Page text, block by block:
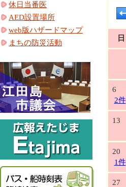
日
6
2件
13
20
1件
27
休日当番医
AED設置場所
web版ハザードマップ
まちの防災活動